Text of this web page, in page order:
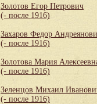
Золотов Егор Петрович
(- после 1916)
Захаров Федор
(- после 1916)
Золотова Мария
(- после 1916)
Зеленцов Михаил
(- после 1916)